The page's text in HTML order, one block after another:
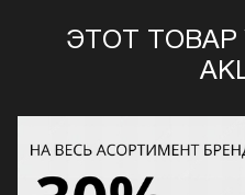
ЭТОТ ТОВАР